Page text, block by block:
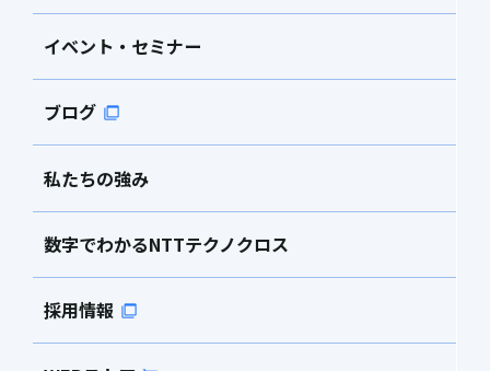
イベント・セミナー
ブログ
私たちの強み
数字でわかるNTTテクノクロス
採用情報